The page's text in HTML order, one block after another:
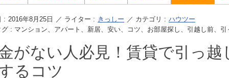
: 2016年8月25日 ／ ライター : きっしー ／ カテゴリ : ハウツー
グ : マンション、アパート、新居、安い、コツ、お部屋探し、引越し前、
がない人必見！賃貸で引っ越
るコツ